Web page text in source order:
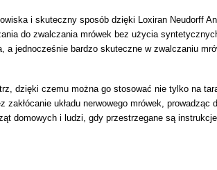
i skuteczny sposób dzięki Loxiran Neudorff
do zwalczania mrówek bez użycia
a jednocześnie bardzo skuteczne w zwalczaniu
dzięki czemu można go stosować nie tylko na
układu nerwowego mrówek,
domowych i ludzi, gdy przestrzegane są